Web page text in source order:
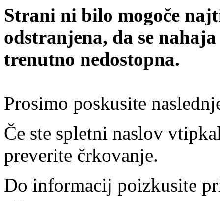
Strani ni bilo mogoče
odstranjena, da se
trenutno nedostopna.
Prosimo poskusite
Če ste spletni naslov
preverite črkovanje.
Do informacij poizkusite